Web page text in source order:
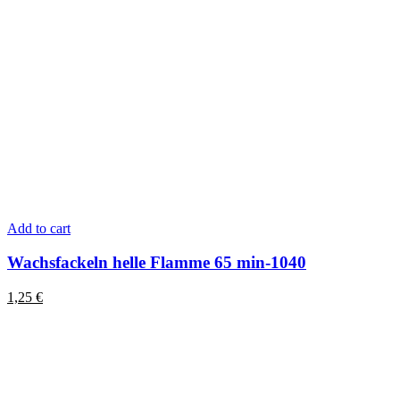
Add to cart
Wachsfackeln helle Flamme 65 min-1040
1,25 €